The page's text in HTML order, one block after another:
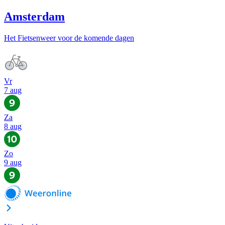
Amsterdam
Het Fietsenweer voor de komende dagen
Vr
7 aug
Za
8 aug
Zo
9 aug